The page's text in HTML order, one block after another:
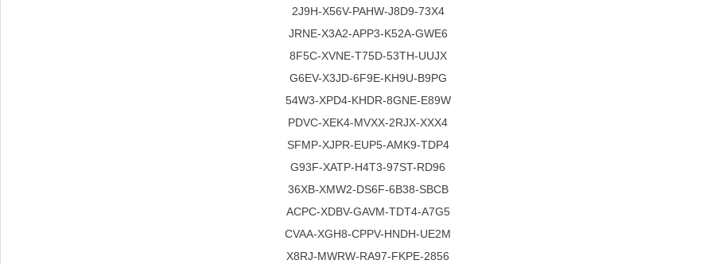
2J9H-X56V-PAHW-J8D9-73X4
JRNE-X3A2-APP3-K52A-GWE6
8F5C-XVNE-T75D-53TH-UUJX
G6EV-X3JD-6F9E-KH9U-B9PG
54W3-XPD4-KHDR-8GNE-E89W
PDVC-XEK4-MVXX-2RJX-XXX4
SFMP-XJPR-EUP5-AMK9-TDP4
G93F-XATP-H4T3-97ST-RD96
36XB-XMW2-DS6F-6B38-SBCB
ACPC-XDBV-GAVM-TDT4-A7G5
CVAA-XGH8-CPPV-HNDH-UE2M
2856-X8RJ-MWRW-RA97-FKPE